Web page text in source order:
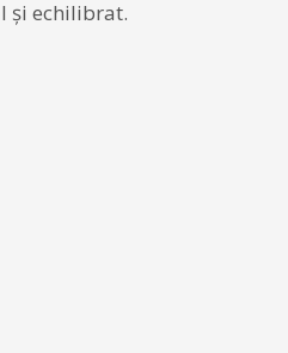
și echilibrat.